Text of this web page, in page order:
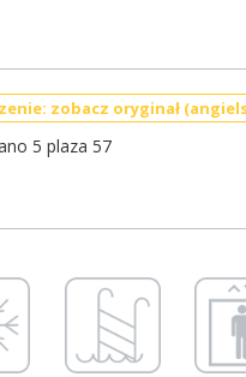
zobacz oryginał
5 plaza 57